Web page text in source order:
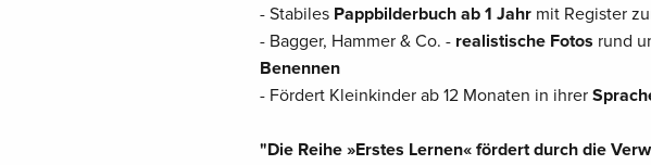
- StabilesPappbilderbuch ab 1 Jahr mit Register
- Bagger, Hammer & Co. - realistische Fotos rund
Benennen
- Fördert Kleinkinder ab 12 Monaten in ihrer
"Die Reihe »Erstes Lernen« fördert durch die